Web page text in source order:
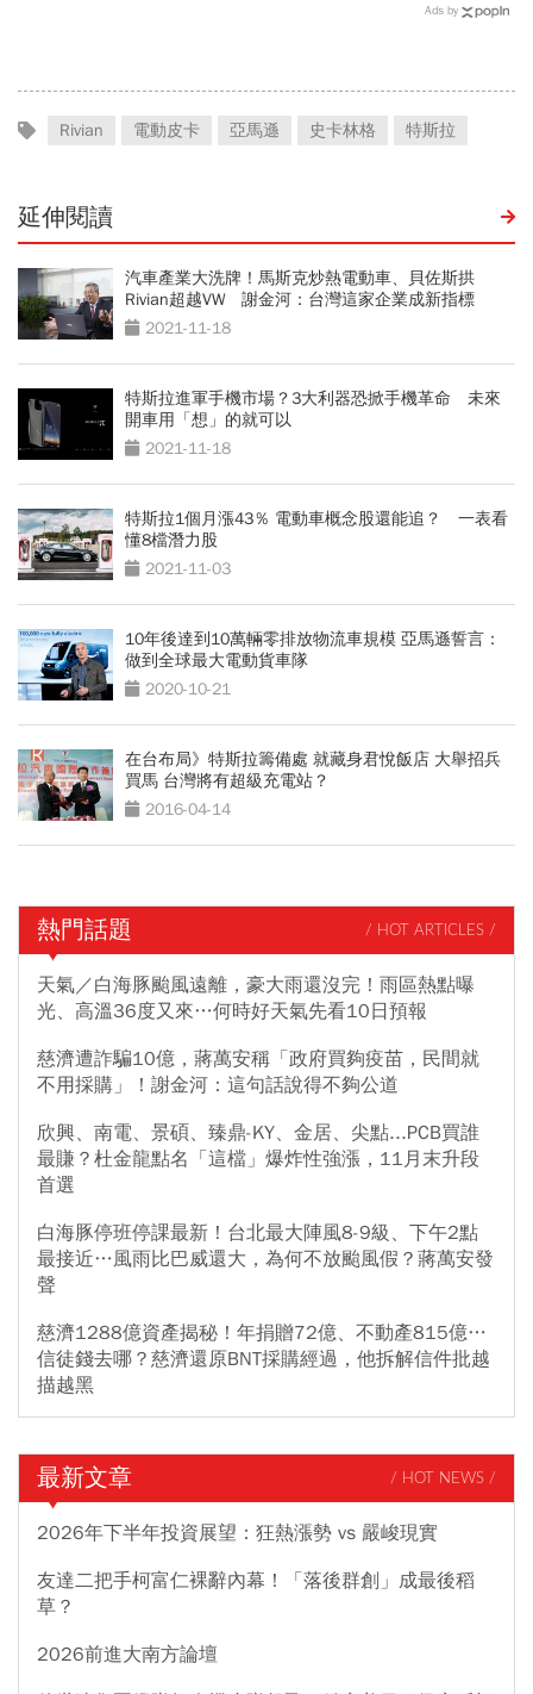
年薪平均540萬…中年失業
Ads by
Rivian 電動皮卡 亞馬遜 史卡林格 特斯拉
延伸閱讀
汽車產業大洗牌！馬斯克炒熱電動車、貝佐斯拱
Rivian超越VW 謝金河：台灣這家企業成新指標
2021-11-18
特斯拉進軍手機市場？3大利器恐掀手機革命 未來
開車用「想」的就可以
2021-11-18
特斯拉1個月漲43％ 電動車概念股還能追？ 一表看
懂8檔潛力股
2021-11-03
10年後達到10萬輛零排放物流車規模 亞馬遜誓言：
做到全球最大電動貨車隊
2020-10-21
在台布局》特斯拉籌備處 就藏身君悅飯店 大舉招兵
買馬 台灣將有超級充電站？
2016-04-14
熱門話題 / HOT ARTICLES /
天氣／白海豚颱風遠離，豪大雨還沒完！雨區熱點曝
光、高溫36度又來…何時好天氣先看10日預報
慈濟遭詐騙10億，蔣萬安稱「政府買夠疫苗，民間就
不用採購」！謝金河：這句話說得不夠公道
欣興、南電、景碩、臻鼎-KY、金居、尖點...PCB買誰
最賺？杜金龍點名「這檔」爆炸性強漲，11月末升段
首選
白海豚停班停課最新！台北最大陣風8-9級、下午2點
最接近…風雨比巴威還大，為何不放颱風假？蔣萬安發
聲
慈濟1288億資產揭秘！年捐贈72億、不動產815億…
信徒錢去哪？慈濟還原BNT採購經過，他拆解信件批越
描越黑
最新文章 / HOT NEWS /
2026年下半年投資展望：狂熱漲勢 vs 嚴峻現實
友達二把手柯富仁裸辭內幕！「落後群創」成最後稻
草？
2026前進大南方論壇